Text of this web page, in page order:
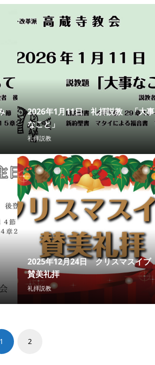
2026年1月11日 礼拝説教 「大事
なこと」
礼拝説教
2025年12月24日 クリスマスイブ
賛美礼拝
礼拝説教
1 2